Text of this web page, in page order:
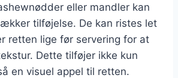
eller mandler kan
tilføjelse. De kan ristes let
retten lige før servering for at
Dette tilføjer ikke kun
en visuel appel til retten.